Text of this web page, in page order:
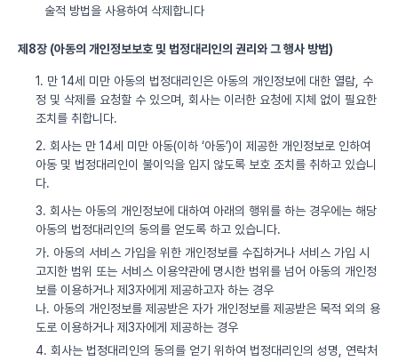
술적 방법을 사용하여 삭제합니다
제8장 (아동의 개인정보보호 및 법정대리인의 권리와 그 행사 방법)
1. 만 14세 미만 아동의 법정대리인은 아동의 개인정보에 대한 열람, 수
정 및 삭제를 요청할 수 있으며, 회사는 이러한 요청에 지체 없이 필요한
조치를 취합니다.
2. 회사는 만 14세 미만 아동(이하 ‘아동’)이 제공한 개인정보로 인하여
아동 및 법정대리인이 불이익을 입지 않도록 보호 조치를 취하고 있습니
다.
3. 회사는 아동의 개인정보에 대하여 아래의 행위를 하는 경우에는 해당
아동의 법정대리인의 동의를 얻도록 하고 있습니다.
가. 아동의 서비스 가입을 위한 개인정보를 수집하거나 서비스 가입 시
고지한 범위 또는 서비스 이용약관에 명시한 범위를 넘어 아동의 개인정
보를 이용하거나 제3자에게 제공하고자 하는 경우
나. 아동의 개인정보를 제공받은 자가 개인정보를 제공받은 목적 외의 용
도로 이용하거나 제3자에게 제공하는 경우
4. 회사는 법정대리인의 동의를 얻기 위하여 법정대리인의 성명, 연락처